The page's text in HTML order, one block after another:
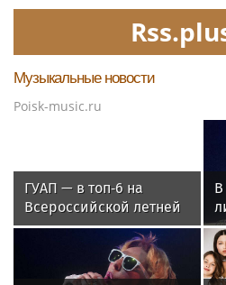
Музыкальные новости
Poisk-music.ru
ГУАП — в топ‑6 на
Всероссийской летней
Универсиаде по
ориентированию
В